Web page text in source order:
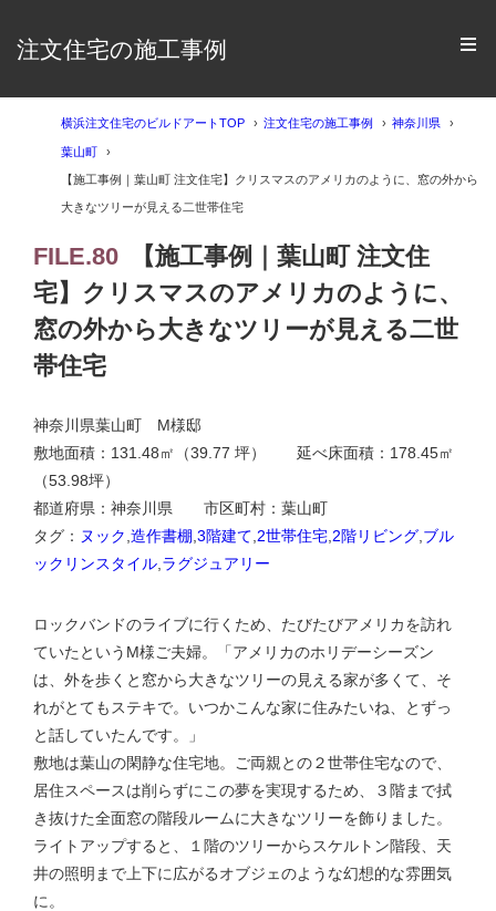
注文住宅の施工事例
横浜注文住宅のビルドアートTOP 注文住宅の施工事例 神奈川県
葉山町
【施工事例｜葉山町 注文住宅】クリスマスのアメリカのように、窓の外から
大きなツリーが見える二世帯住宅
FILE.80
【施工事例｜葉山町 注文住
宅】クリスマスのアメリカのように、
窓の外から大きなツリーが見える二世
帯住宅
神奈川県葉山町 M様邸
敷地面積：131.48㎡（39.77 坪） 延べ床面積：178.45㎡
（53.98坪）
都道府県：神奈川県 市区町村：葉山町
タグ： ヌック 造作書棚 3階建て 2世帯住宅 2階リビング ブル
ックリンスタイル ラグジュアリー
ロックバンドのライブに行くため、たびたびアメリカを訪れ
ていたというM様ご夫婦。「アメリカのホリデーシーズン
は、外を歩くと窓から大きなツリーの見える家が多くて、そ
れがとてもステキで。いつかこんな家に住みたいね、とずっ
と話していたんです。」
敷地は葉山の閑静な住宅地。ご両親との２世帯住宅なので、
居住スペースは削らずにこの夢を実現するため、３階まで拭
き抜けた全面窓の階段ルームに大きなツリーを飾りました。
ライトアップすると、１階のツリーからスケルトン階段、天
井の照明まで上下に広がるオブジェのような幻想的な雰囲気
に。